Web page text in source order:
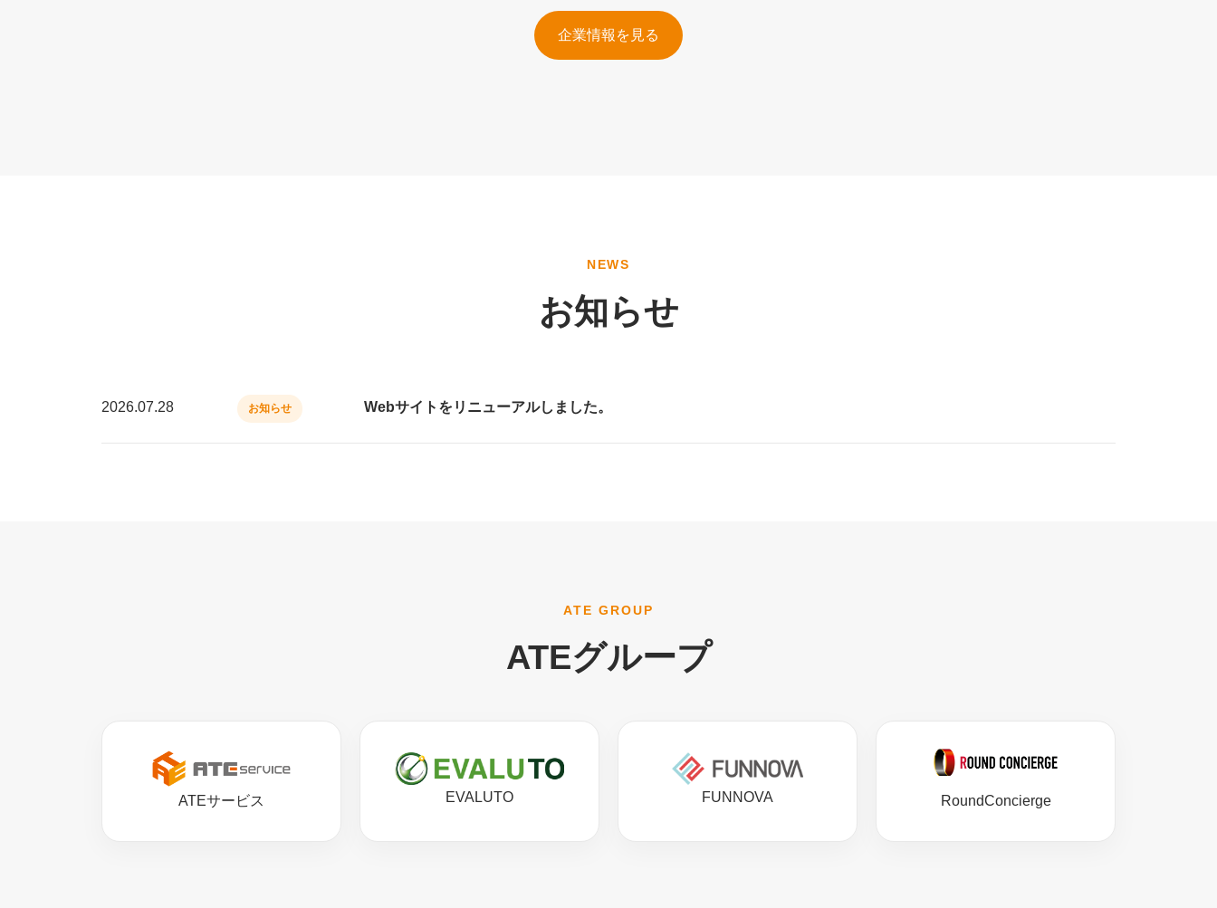
企業情報を見る
NEWS
お知らせ
2026.07.28 お知らせ Webサイトをリニューアルしました。
ATE GROUP
ATEグループ
ATEサービス EVALUTO FUNNOVA RoundConcierge